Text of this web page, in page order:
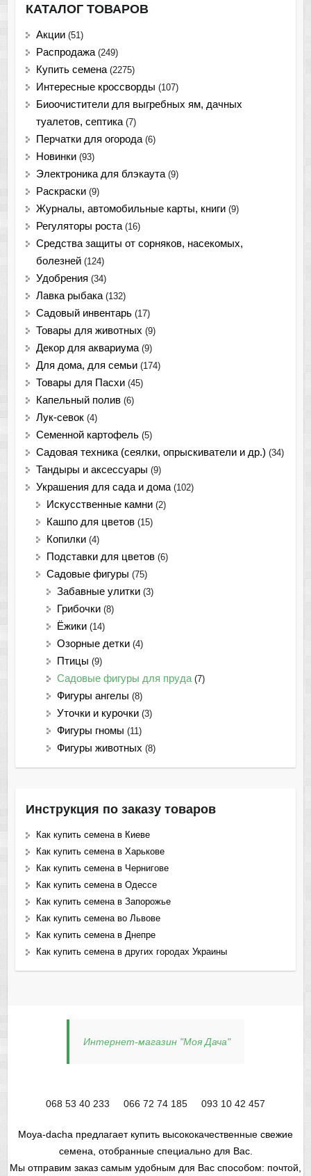
КАТАЛОГ ТОВАРОВ
Акции (51)
Распродажа (249)
Купить семена (2275)
Интересные кроссворды (107)
Биоочистители для выгребных ям, дачных
туалетов, септика (7)
Перчатки для огорода (6)
Новинки (93)
Электроника для блэкаута (9)
Раскраски (9)
Журналы, автомобильные карты, книги (9)
Регуляторы роста (16)
Средства защиты от сорняков, насекомых,
болезней (124)
Удобрения (34)
Лавка рыбака (132)
Садовый инвентарь (17)
Товары для животных (9)
Декор для аквариума (9)
Для дома, для семьи (174)
Товары для Пасхи (45)
Капельный полив (6)
Лук-севок (4)
Семенной картофель (5)
Садовая техника (сеялки, опрыскиватели и др.) (34)
Тандыры и аксессуары (9)
Украшения для сада и дома (102)
Искусственные камни (2)
Кашпо для цветов (15)
Копилки (4)
Подставки для цветов (6)
Садовые фигуры (75)
Забавные улитки (3)
Грибочки (8)
Ёжики (14)
Озорные детки (4)
Птицы (9)
Садовые фигуры для пруда (7)
Фигуры ангелы (8)
Уточки и курочки (3)
Фигуры гномы (11)
Фигуры животных (8)
Инструкция по заказу товаров
Как купить семена в Киеве
Как купить семена в Харькове
Как купить семена в Чернигове
Как купить семена в Одессе
Как купить семена в Запорожье
Как купить семена во Львове
Как купить семена в Днепре
Как купить семена в других городах Украины
Интернет-магазин "Моя Дача"
068 53 40 233 066 72 74 185 093 10 42 457
Moya-dacha предлагает купить высококачественные свежие
семена, отобранные специально для Вас.
Мы отправим заказ самым удобным для Вас способом: почтой,